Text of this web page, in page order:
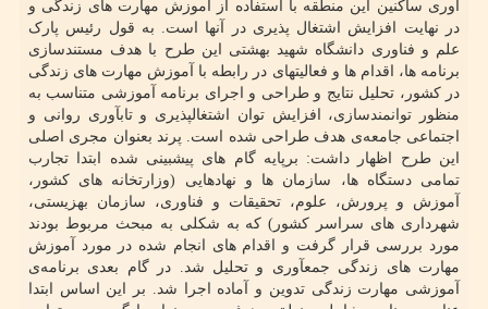
آوری ساکنین این منطقه با استفاده از آموزش مهارت های زندگی و
در نهایت افزایش اشتغال پذیری در آنها است. به قول رئیس پارک
علم و فناوری دانشگاه شهید بهشتی این طرح با هدف مستندسازی
برنامه ها، اقدام ها و فعالیتهای در رابطه با آموزش مهارت های زندگی
در کشور، تحلیل نتایج و طراحی و اجرای برنامه آموزشی متناسب به
منظور توانمندسازی، افزایش توان اشتغال‏پذیری و تاب‏آوری روانی و
اجتماعی جامعه‌ی هدف طراحی شده است. پرند بعنوان مجری اصلی
این طرح اظهار داشت: برپایه گام های پیش‏بینی شده ابتدا تجارب
تمامی دستگاه ها، سازمان ها و نهادهایی (وزارتخانه های کشور،
آموزش و پرورش، علوم، تحقیقات و فناوری، سازمان بهزیستی،
شهرداری های سراسر کشور) که به شکلی به مبحث مربوط بودند
مورد بررسی قرار گرفت و اقدام های انجام شده در مورد آموزش
مهارت های زندگی جمع‏آوری و تحلیل شد. در گام بعدی برنامه‌ی
آموزشی مهارت زندگی تدوین و آماده اجرا شد. بر این اساس ابتدا